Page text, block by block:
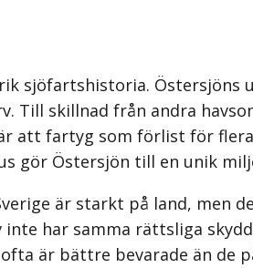
sjöfartshistoria.
Till skillnad från andra
att fartyg som förlist för
gör Östersjön till en unik
är starkt på land, men
har samma rättsliga
är bättre bevarade än de